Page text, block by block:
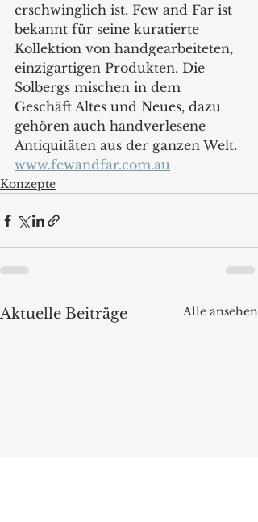
erschwinglich ist. Few and Far ist
bekannt für seine kuratierte
Kollektion von handgearbeiteten,
einzigartigen Produkten. Die
Solbergs mischen in dem
Geschäft Altes und Neues, dazu
gehören auch handverlesene
Antiquitäten aus der ganzen Welt.
www.fewandfar.com.au
Konzepte
Aktuelle Beiträge Alle ansehen